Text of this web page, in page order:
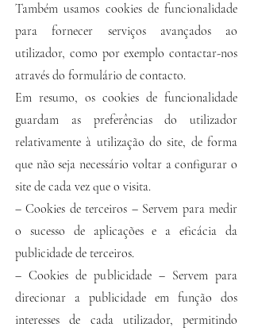
Também usamos cookies de funcionalidade
para fornecer serviços avançados ao
utilizador, como por exemplo contactar-nos
através do formulário de contacto.
Em resumo, os cookies de funcionalidade
guardam as preferências do utilizador
relativamente à utilização do site, de forma
que não seja necessário voltar a configurar o
site de cada vez que o visita.
– Cookies de terceiros – Servem para medir
o sucesso de aplicações e a eficácia da
publicidade de terceiros.
– Cookies de publicidade – Servem para
direcionar a publicidade em função dos
interesses de cada utilizador, permitindo